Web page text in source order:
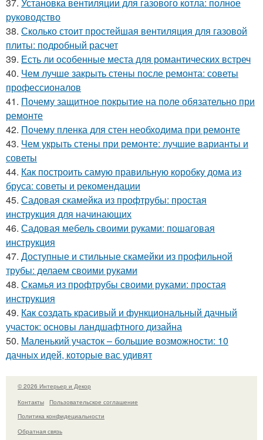
37. Установка вентиляции для газового котла: полное
руководство
38. Сколько стоит простейшая вентиляция для газовой
плиты: подробный расчет
39. Есть ли особенные места для романтических встреч
40. Чем лучше закрыть стены после ремонта: советы
профессионалов
41. Почему защитное покрытие на поле обязательно при
ремонте
42. Почему пленка для стен необходима при ремонте
43. Чем укрыть стены при ремонте: лучшие варианты и
советы
44. Как построить самую правильную коробку дома из
бруса: советы и рекомендации
45. Садовая скамейка из профтрубы: простая
инструкция для начинающих
46. Садовая мебель своими руками: пошаговая
инструкция
47. Доступные и стильные скамейки из профильной
трубы: делаем своими руками
48. Скамья из профтрубы своими руками: простая
инструкция
49. Как создать красивый и функциональный дачный
участок: основы ландшафтного дизайна
50. Маленький участок – большие возможности: 10
дачных идей, которые вас удивят
© 2026 Интерьер и Декор
Контакты
Пользовательское соглашение
Политика конфидециальности
Обратная связь